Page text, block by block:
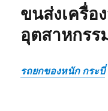
ขนส่งเครื่อ
อุตสาหกรร
รถยกของหนัก กระบี่